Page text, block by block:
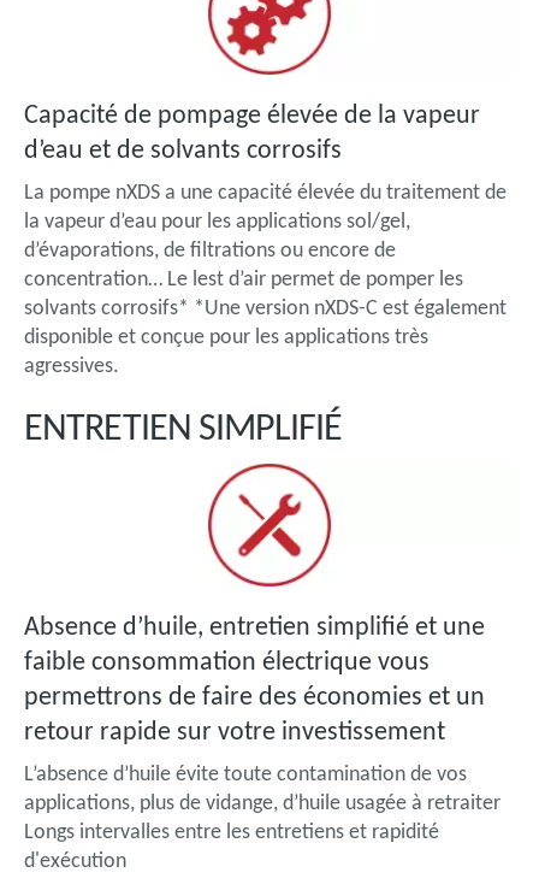
Capacité de pompage élevée de la vapeur
d’eau et de solvants corrosifs
La pompe nXDS a une capacité élevée du traitement de
la vapeur d’eau pour les applications sol/gel,
d’évaporations, de filtrations ou encore de
concentration… Le lest d’air permet de pomper les
solvants corrosifs* *Une version nXDS-C est également
disponible et conçue pour les applications très
agressives.
ENTRETIEN SIMPLIFIÉ
Absence d’huile, entretien simplifié et une
faible consommation électrique vous
permettrons de faire des économies et un
retour rapide sur votre investissement
L’absence d’huile évite toute contamination de vos
applications, plus de vidange, d’huile usagée à retraiter
Longs intervalles entre les entretiens et rapidité
d'exécution